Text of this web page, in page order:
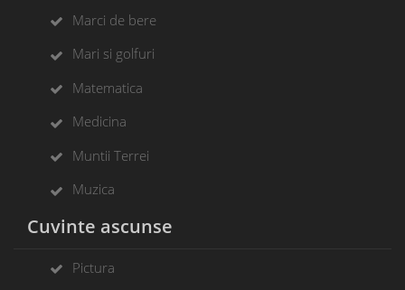
Marci de bere
Mari si golfuri
Matematica
Medicina
Muntii Terrei
Muzica
Cuvinte ascunse
Pictura